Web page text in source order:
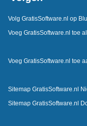
Volg GratisSoftware.nl op
Voeg GratisSoftware.nl toe
Voeg GratisSoftware.nl toe
Sitemap GratisSoftware.nl
Sitemap GratisSoftware.nl